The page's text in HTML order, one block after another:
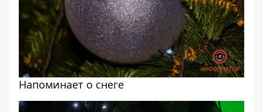
Напоминает о снеге